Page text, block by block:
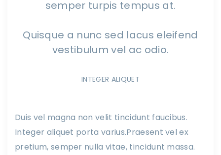
semper turpis tempus at.
Quisque a nunc sed lacus eleifend
vestibulum vel ac odio.
INTEGER ALIQUET
Duis vel magna non velit tincidunt faucibus.
Integer aliquet porta varius.Praesent vel ex
pretium, semper nulla vitae, tincidunt massa.